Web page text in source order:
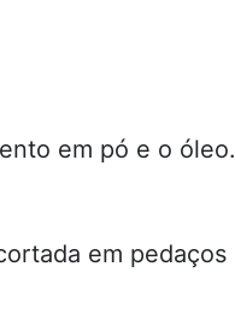
em pó e o óleo.
em pedaços